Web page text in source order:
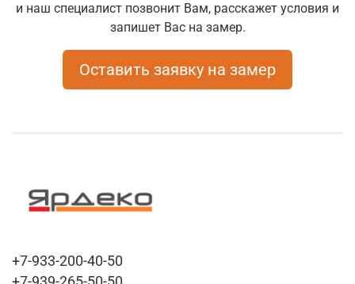
и наш специалист позвонит Вам, расскажет условия и
запишет Вас на замер.
Оставить заявку на замер
+7-933-200-40-50